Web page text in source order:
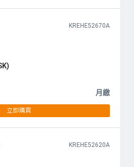
KREHE52670A
月繳
立即購買
KREHE52620A